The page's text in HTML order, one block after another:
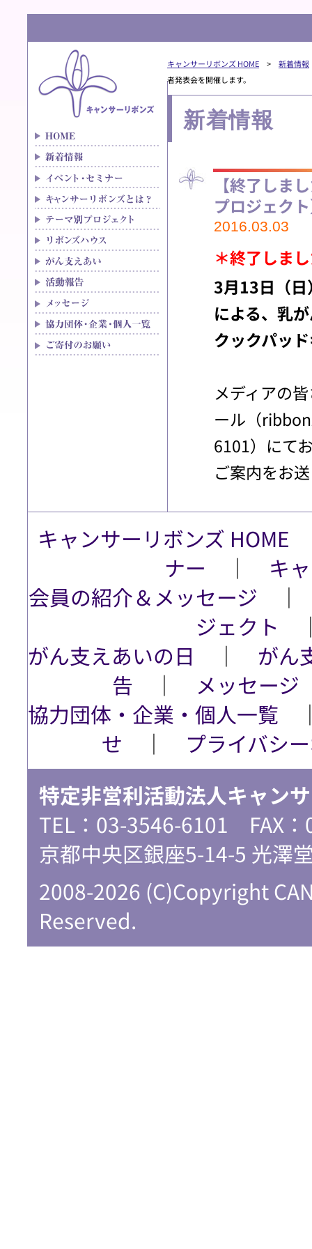
キャンサーリボンズ HOME > 新着情報
者発表会を開催します。
新着情報
【終了しま
プロジェク
2016.03.03
＊終了しま
3月13日（日
による、乳
クックパッ
メディアの
ール（
6101）にて
ご案内をお
キャンサーリボンズ HOME
ナー │ キ
会員の紹介＆メッセージ
ジェクト
がん支えあいの日
│ がん
告 │ メッセージ
協力団体・企業・個人一覧
せ │ プライバシ
特定非営利活動法人キャン
TEL：03-3546-6101 FAX
京都中央区銀座5-14-5 光
2008-2026 (C)Copyright
Reserved.